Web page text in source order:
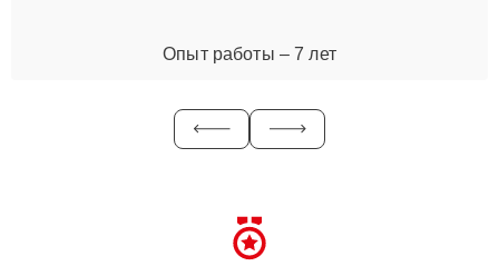
Опыт работы – 7 лет